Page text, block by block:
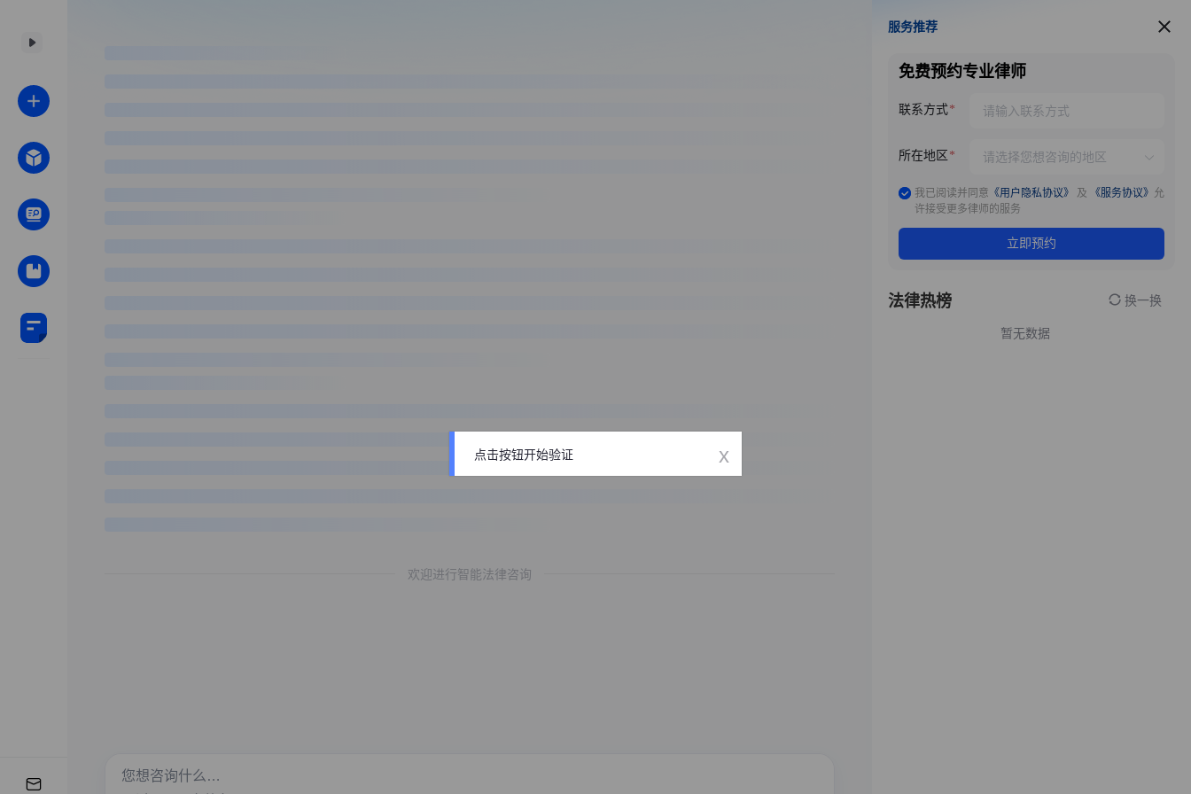
欢迎进行智能法律咨询
服务推荐
服务推荐
免费预约专业律师
联系方式
所在地区
我已阅读并同意 《用户隐私协议》 及 《服务协议》 允
许接受更多律师的服务
立即预约
法律热榜 换一换
暂无数据
点击按钮开始验证 x